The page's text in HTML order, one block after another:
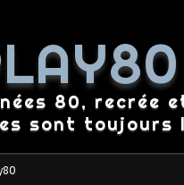
80, recrée
sont toujours